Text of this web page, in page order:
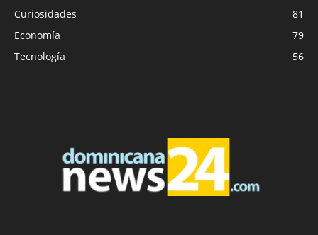
Curiosidades
81
Economía
79
Tecnología
56